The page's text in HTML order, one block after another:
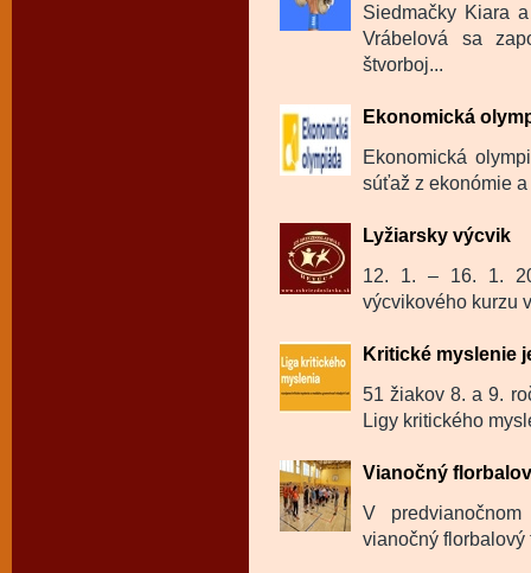
Siedmačky Kiara
Vrábelová sa
štvorboj...
Ekonomická
Ekonomická
súťaž z ekonómie
Lyžiarsky výcvik
12. 1. – 16. 1.
výcvikového kurzu
Kritické myslenie
51 žiakov 8. a 9.
Ligy kritického
Vianočný
V
vianočný florbalový